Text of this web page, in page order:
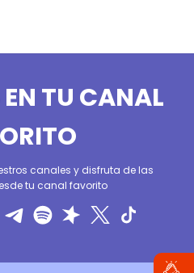
TU CANAL
canales y disfruta de las
tu canal favorito